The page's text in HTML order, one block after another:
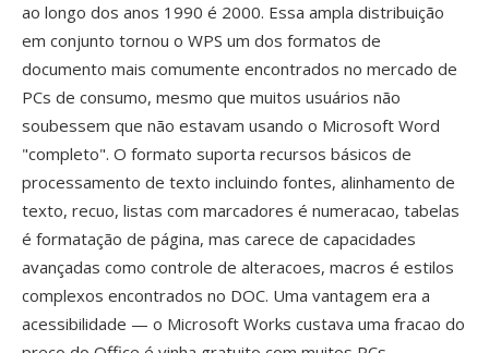
ao longo dos anos 1990 é 2000. Essa ampla distribuição
em conjunto tornou o WPS um dos formatos de
documento mais comumente encontrados no mercado de
PCs de consumo, mesmo que muitos usuários não
soubessem que não estavam usando o Microsoft Word
"completo". O formato suporta recursos básicos de
processamento de texto incluindo fontes, alinhamento de
texto, recuo, listas com marcadores é numeracao, tabelas
é formatação de página, mas carece de capacidades
avançadas como controle de alteracoes, macros é estilos
complexos encontrados no DOC. Uma vantagem era a
acessibilidade — o Microsoft Works custava uma fracao do